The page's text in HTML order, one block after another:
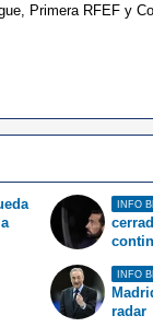
Primera RFEF y
INFO
INFO
radar